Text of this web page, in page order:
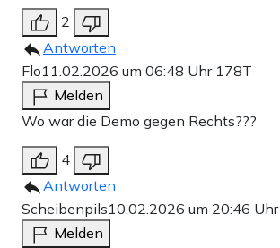
2
Antworten
Flo11.02.2026 um 06:48 Uhr 178T
Melden
Wo war die Demo gegen Rechts???
4
Antworten
Scheibenpils10.02.2026 um 20:46 Uhr
Melden